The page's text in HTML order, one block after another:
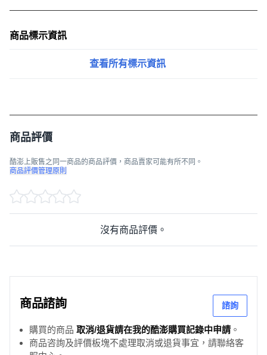
商品標示資訊
查看所有標示資訊
商品評價
酷澎上販售之同一商品的商品評價，商品賣家可能有所不同。
商品評價管理原則
沒有商品評價。
商品諮詢 諮詢
購買的商品 取消/退貨請在我的酷澎購買記錄中申請 。
商品咨詢及評價板塊不處理取消或退貨事宜，請聯絡客